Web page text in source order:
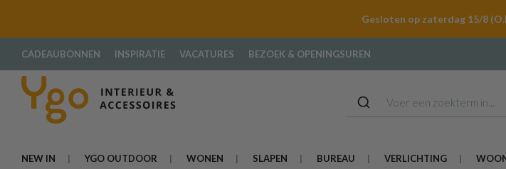
Gesloten op zaterdag 15/8
CADEAUBONNEN INSPIRATIE VACATURES BEZOEK & OPENINGSUREN
NEW IN YGO OUTDOOR WONEN SLAPEN BUREAU VERLICHTING